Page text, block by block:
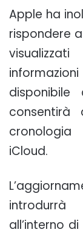
Apple ha
rispondere
disponibile
consentirà
iCloud.
all’interno